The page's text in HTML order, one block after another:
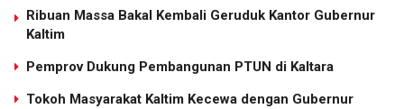
Ribuan Massa Bakal Kembali Geruduk Kantor Gubernur
Kaltim
Pemprov Dukung Pembangunan PTUN di Kaltara
Tokoh Masyarakat Kaltim Kecewa dengan Gubernur